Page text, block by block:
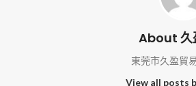
About 久
東莞市久盈貿
View all posts